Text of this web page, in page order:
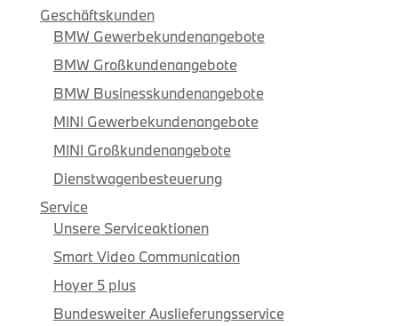
Geschäftskunden
BMW Gewerbekundenangebote
BMW Großkundenangebote
BMW Businesskundenangebote
MINI Gewerbekundenangebote
MINI Großkundenangebote
Dienstwagenbesteuerung
Service
Unsere Serviceaktionen
Smart Video Communication
Hoyer 5 plus
Bundesweiter Auslieferungsservice